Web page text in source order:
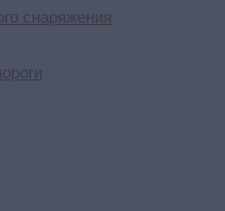
снаряжения